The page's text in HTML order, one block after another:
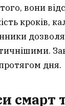
вони
кроків,
дня.
смарт